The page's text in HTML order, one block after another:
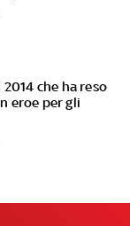
2014 che ha reso
eroe per gli